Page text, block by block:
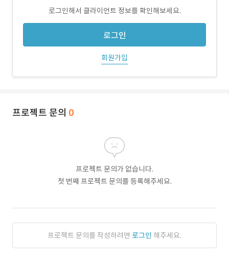
로그인해서 클라이언트 정보를 확인해보세요.
로그인
회원가입
프로젝트 문의 0
프로젝트 문의가 없습니다.
첫 번째 프로젝트 문의를 등록해주세요.
프로젝트 문의를 작성하려면 로그인 해주세요.